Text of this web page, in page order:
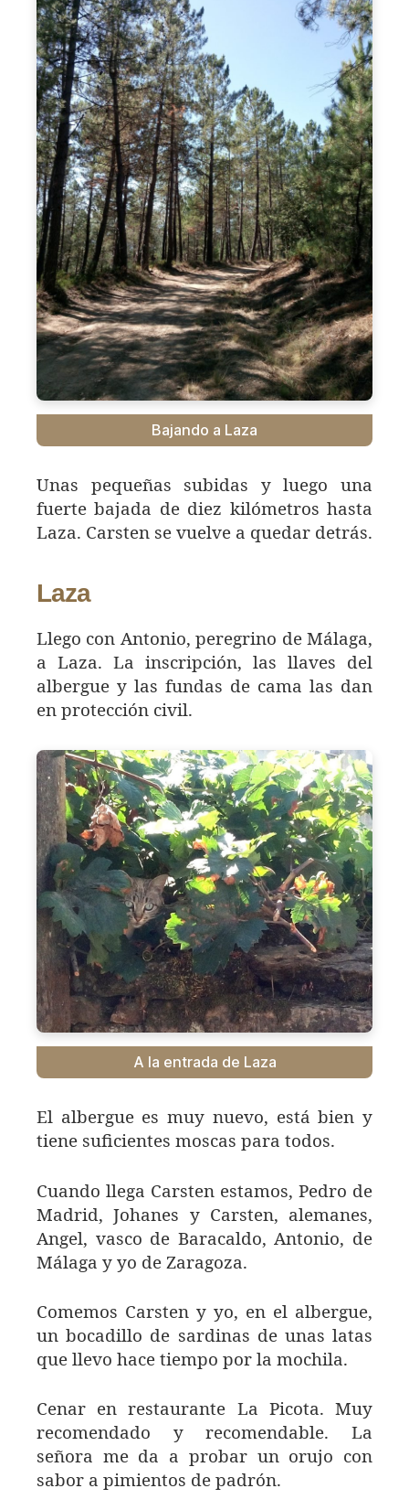
Bajando a Laza
Unas pequeñas subidas y luego una
fuerte bajada de diez kilómetros hasta
Laza. Carsten se vuelve a quedar detrás.
Laza
Llego con Antonio, peregrino de Málaga,
a Laza. La inscripción, las llaves del
albergue y las fundas de cama las dan
en protección civil.
A la entrada de Laza
El albergue es muy nuevo, está bien y
tiene suficientes moscas para todos.
Cuando llega Carsten estamos, Pedro de
Madrid, Johanes y Carsten, alemanes,
Angel, vasco de Baracaldo, Antonio, de
Málaga y yo de Zaragoza.
Comemos Carsten y yo, en el albergue,
un bocadillo de sardinas de unas latas
que llevo hace tiempo por la mochila.
Cenar en restaurante La Picota. Muy
recomendado y recomendable. La
señora me da a probar un orujo con
sabor a pimientos de padrón.